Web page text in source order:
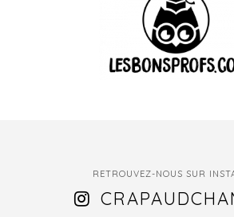
RETROUVEZ-NOUS SUR